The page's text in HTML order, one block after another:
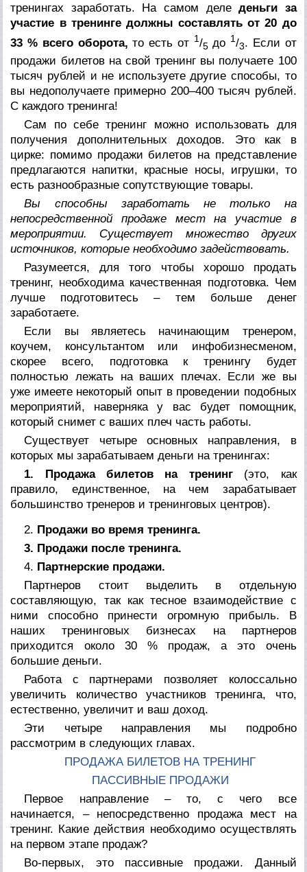
тренингах заработать. На самом деледеньги за
участие в тренинге должны составлять от 20 до
33 % всего оборота,то есть от 1/5 до 1/3. Если от
продажи билетов на свой тренинг вы получаете 100
тысяч рублей и не используете другие способы, то
вы недополучаете примерно 200–400 тысяч рублей.
С каждого тренинга!
Сам по себе тренинг можно использовать для
получения дополнительных доходов. Это как в
цирке: помимо продажи билетов на представление
предлагаются напитки, красные носы, игрушки, то
есть разнообразные сопутствующие товары.
Вы способны заработать не только на
непосредственной продаже мест на участие в
мероприятии. Существует множество других
источников, которые необходимо задействовать.
Разумеется, для того чтобы хорошо продать
тренинг, необходима качественная подготовка. Чем
лучше подготовитесь – тем больше денег
заработаете.
Если вы являетесь начинающим тренером,
коучем, консультантом или инфобизнесменом,
скорее всего, подготовка к тренингу будет
полностью лежать на ваших плечах. Если же вы
уже имеете некоторый опыт в проведении подобных
мероприятий, наверняка у вас будет помощник,
который снимет с ваших плеч часть работы.
Существует четыре основных направления, в
которых мы зарабатываем деньги на тренингах:
1. Продажа билетов на тренинг (это, как
правило, единственное, на чем зарабатывает
большинство тренеров и тренинговых центров).
2. Продажи во время тренинга.
3. Продажи после тренинга.
4. Партнерские продажи.
Партнеров стоит выделить в отдельную
составляющую, так как тесное взаимодействие с
ними способно принести огромную прибыль. В
наших тренинговых бизнесах на партнеров
приходится около 30 % продаж, а это очень
большие деньги.
Работа с партнерами позволяет колоссально
увеличить количество участников тренинга, что,
естественно, увеличит и ваш доход.
Эти четыре направления мы подробно
рассмотрим в следующих главах.
ПРОДАЖА БИЛЕТОВ НА ТРЕНИНГ
ПАССИВНЫЕ ПРОДАЖИ
Первое направление – то, с чего все
начинается, – непосредственно продажа мест на
тренинг. Какие действия необходимо осуществлять
на первом этапе продаж?
Во-первых, это пассивные продажи. Данный